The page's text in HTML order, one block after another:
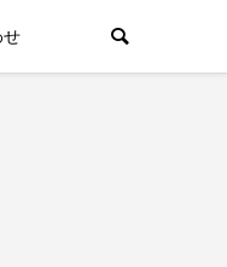
せ